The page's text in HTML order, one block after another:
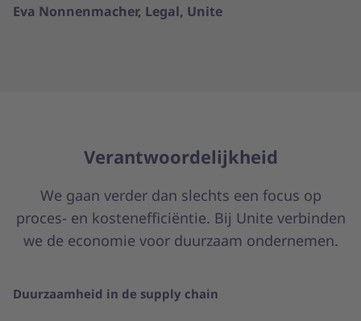
Eva Nonnenmacher, Legal, Unite
Verantwoordelijkheid
We gaan verder dan slechts een focus op
proces- en kostenefficiëntie. Bij Unite verbinden
we de economie voor duurzaam ondernemen.
Duurzaamheid in de supply chain